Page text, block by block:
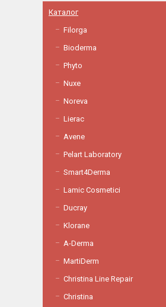
Каталог
Filorga
Bioderma
Phyto
Nuxe
Noreva
Lierac
Avene
Pelart Laboratory
Smart4Derma
Lamic Cosmetici
Ducray
Klorane
A-Derma
MartiDerm
Christina Line Repair
Christina